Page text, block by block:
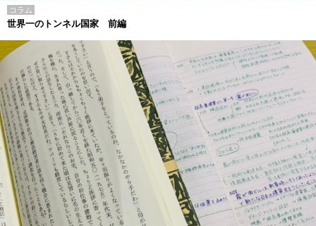
コラム
世界一のトンネル国家 前編